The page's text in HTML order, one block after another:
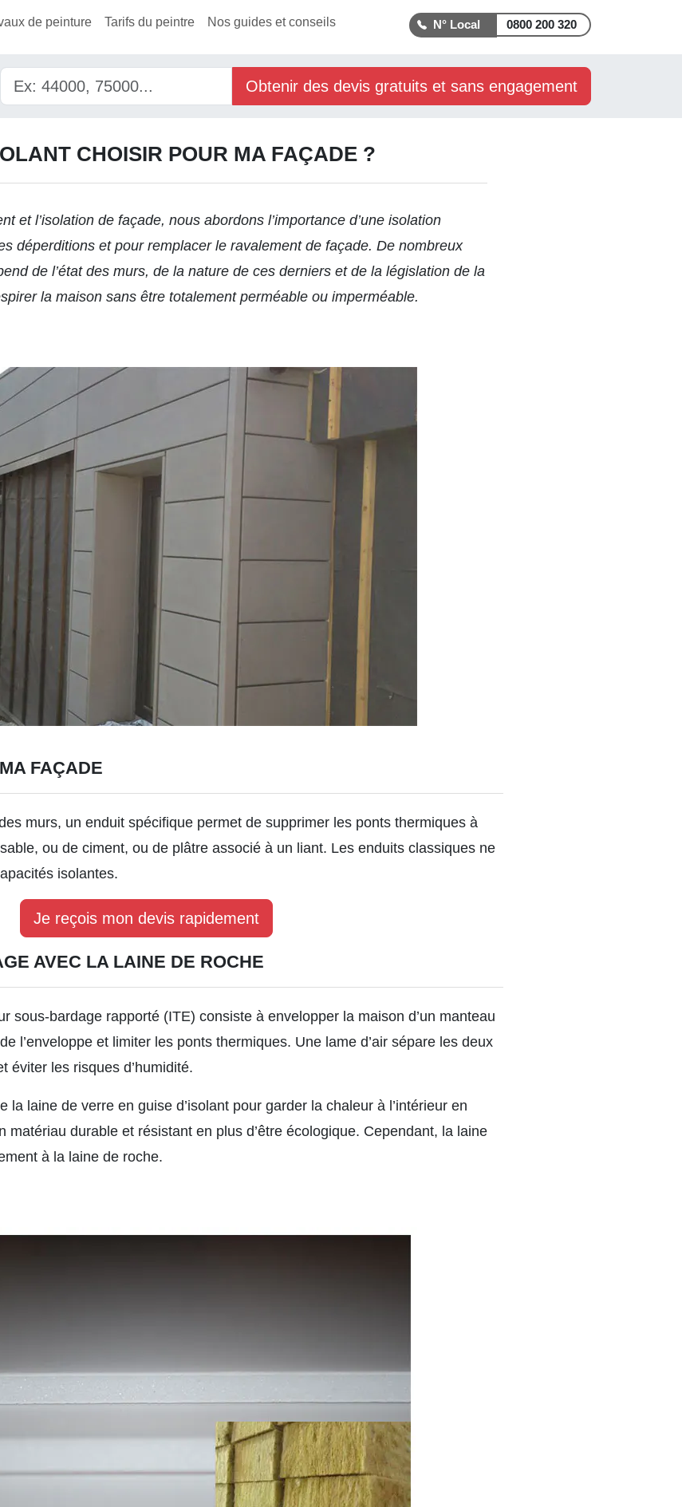
de peinture Tarifs du peintre Nos guides et conseils 0800 200 320
Obtenir des devis gratuits et sans engagement
CHOISIR POUR MA FAÇADE ?
et l’isolation de façade, nous abordons l’importance d’une isolation
déperditions et pour remplacer le ravalement de façade. De nombreux
de l’état des murs, de la nature de ces derniers et de la législation de la
la maison sans être totalement perméable ou imperméable.
FAÇADE
murs, un enduit spécifique permet de supprimer les ponts thermiques à
ou de ciment, ou de plâtre associé à un liant. Les enduits classiques ne
isolantes.
Je reçois mon devis rapidement
AVEC LA LAINE DE ROCHE
sous-bardage rapporté (ITE) consiste à envelopper la maison d’un manteau
l’enveloppe et limiter les ponts thermiques. Une lame d’air sépare les deux
éviter les risques d’humidité.
la laine de verre en guise d’isolant pour garder la chaleur à l’intérieur en
matériau durable et résistant en plus d’être écologique. Cependant, la laine
à la laine de roche.